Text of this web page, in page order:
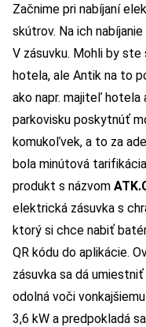
Začnime pri nabíjaní
skútrov. Na ich
V zásuvku. Mohli by
hotela, ale Antik na to
ako napr. majiteľ
parkovisku poskytnúť
komukoľvek, a to za
bola minútová
produkt s názvom
elektrická zásuvka s
ktorý si chce nabiť
QR kódu do aplikácie.
zásuvka sa dá
odolná voči
3,6 kW a predpokladá